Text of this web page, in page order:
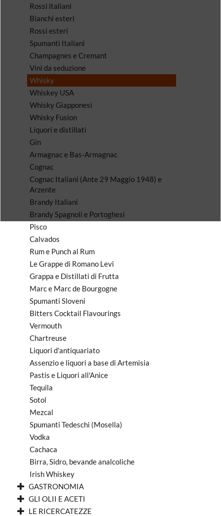
Rossi italiani
Bianchi esteri
Rossi esteri
Spumanti Italiani
Champagnes e Cremant
Vini da seduzione
Whisky
Whiskey USA
Whisky Giapponesi
Whisky Fusion
Liquori e distillati
Gin
Armagnac e Bas-Armagnac
Cognac
Cognac Italiani (Ante 29 Maggio 1948) e
Arzente
Brandy Italiani
Brandy Spagnoli e Portoghesi
Pisco
Calvados
Rum e Punch al Rum
Le Grappe di Romano Levi
Grappa e Distillati di Frutta
Marc e Marc de Bourgogne
Spumanti Sloveni
Bitters Cocktail Flavourings
Vermouth
Chartreuse
Liquori d'antiquariato
Assenzio e liquori a base di Artemisia
Pastis e Liquori all'Anice
Tequila
Sotol
Mezcal
Spumanti Tedeschi (Mosella)
Vodka
Cachaca
Birra, Sidro, bevande analcoliche
Irish Whiskey
GASTRONOMIA
GLI OLII E ACETI
LE RICERCATEZZE